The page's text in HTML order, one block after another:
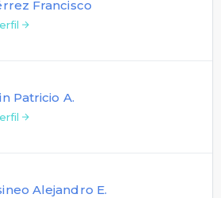
Francisco
Patricio A.
Alejandro E.